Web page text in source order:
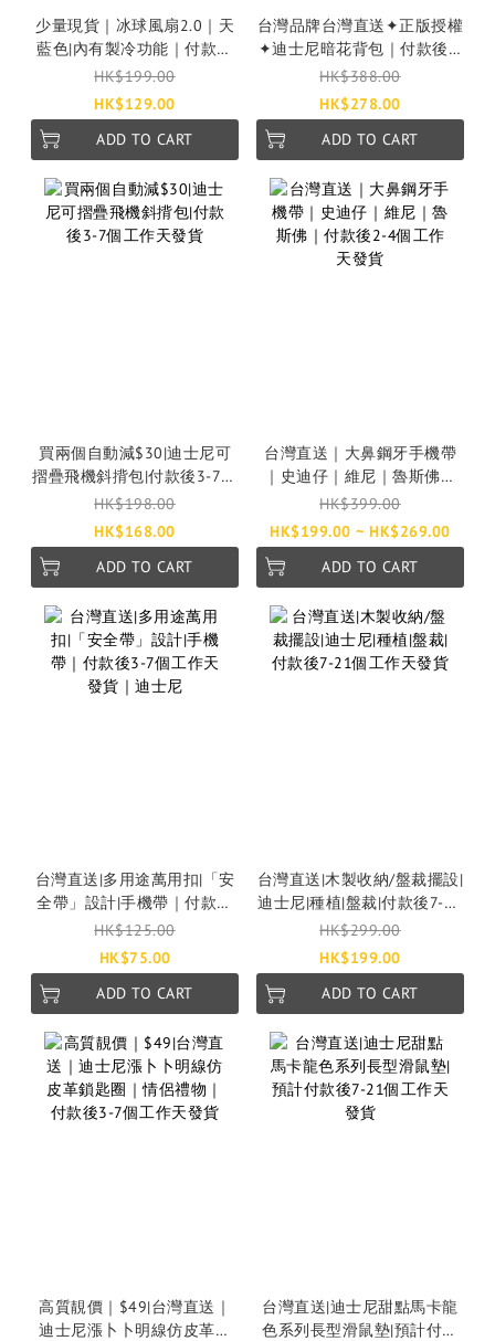
少量現貨｜冰球風扇2.0｜天
藍色|內有製冷功能｜付款後
3-7個工作天發貨｜chiikawa
｜水怪｜蠟筆小新｜史迪仔
HK$199.00
HK$129.00
ADD TO CART
台灣品牌台灣直送✦正版授權
✦迪士尼暗花背包｜付款後7-
28個工作天發貨
HK$388.00
HK$278.00
ADD TO CART
買兩個自動減$30|迪士尼可
摺疊飛機斜揹包|付款後3-7個
工作天發貨
HK$198.00
HK$168.00
ADD TO CART
台灣直送｜大鼻鋼牙手機帶
｜史迪仔｜維尼｜魯斯佛｜
付款後2-4個工作天發貨
HK$399.00
HK$199.00 ~ HK$269.00
ADD TO CART
台灣直送|多用途萬用扣|「安
全帶」設計|手機帶｜付款後
3-7個工作天發貨｜迪士尼
HK$125.00
HK$75.00
ADD TO CART
台灣直送|木製收納/盤裁擺設|
迪士尼|種植|盤裁|付款後7-21
個工作天發貨
HK$299.00
HK$199.00
ADD TO CART
高質靚價｜$49|台灣直送｜
迪士尼漲卜卜明線仿皮革鎖
台灣直送|迪士尼甜點馬卡龍
色系列長型滑鼠墊|預計付款